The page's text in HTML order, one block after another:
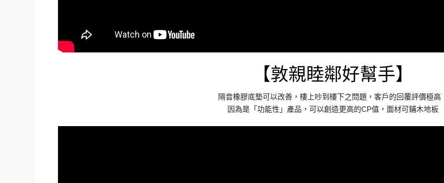
【敦親睦鄰好幫手】
隔音橡膠底墊可以改善，樓上吵到樓下之問題，客戶的回覆評價極高
因為是「功能性」產品，可以創造更高的CP值，面材可鋪木地板